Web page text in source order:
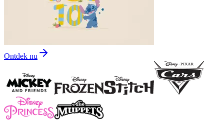
Ontdek nu